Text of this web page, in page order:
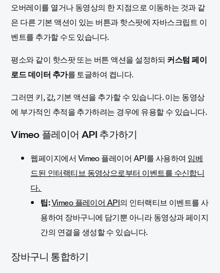
오버레이를 열거나 동영상의 한 지점으로 이동하는 것과 같
은 다른 기본 액션이 있는 버튼과 핫스팟에 자바스크립트 이
벤트를 추가할 수도 있습니다.
평소와 같이 핫스팟 또는 버튼 액션을 설정하되 커스텀 페이
로드 데이터 추가를 토글하여 켭니다.
그러면 키, 값, 기본 액션을 추가할 수 있습니다. 이는 동영상
에 부가적인 추적을 추가하려는 경우에 유용할 수 있습니다.
Vimeo 플레이어 API 추가하기
웹페이지에서 Vimeo 플레이어 API를 사용하여임베
드된 인터랙티브 동영상으로부터 이벤트를 수신합니
다.
팁:Vimeo 플레이어 API의 인터랙티브 이벤트를 사
용하여 장바구니에 담기뿐 아니라동영상과 페이지
간의 연결을 생성할 수 있습니다.
장바구니 통합하기